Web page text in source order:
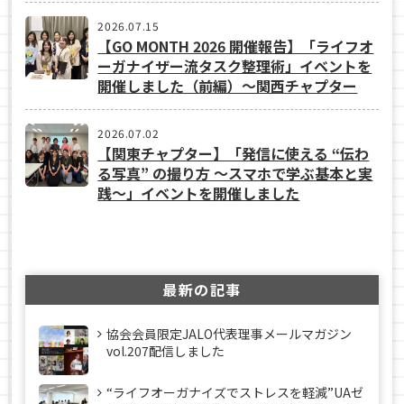
2026.07.15
【GO MONTH 2026 開催報告】「ライフオ
ーガナイザー流タスク整理術」イベントを
開催しました（前編）～関西チャプター
2026.07.02
【関東チャプター】「発信に使える “伝わ
る写真” の撮り方 ～スマホで学ぶ基本と実
践～」イベントを開催しました
最新の記事
協会会員限定JALO代表理事メールマガジン
vol.207配信しました
“ライフオーガナイズでストレスを軽減”UAゼ